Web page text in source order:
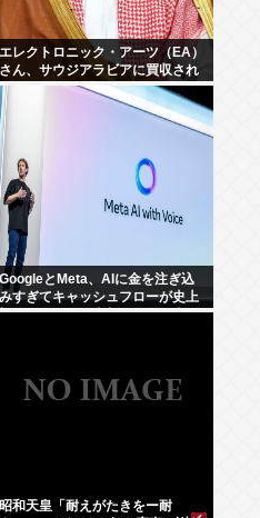
エレクトロニック・アーツ（EA）
さん、サウジアラビアに買収され
てしまう。これはハラールゲーム
爆誕か
GoogleとMeta、AIに金を注ぎ込
みすぎてキャッシュフローが史上
初のマイナス。売却か保有で内ゲ
昭和天皇「耐えがたきをー耐